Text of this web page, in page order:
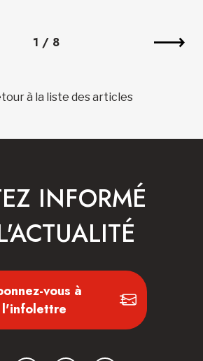
1 / 8
à la liste des articles
INFORMÉ
vous à
l'infolettre